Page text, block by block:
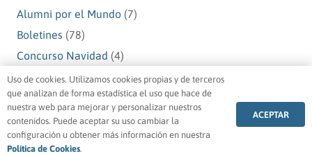
Alumni por el Mundo (7)
Boletines (78)
Concurso Navidad (4)
Navidad Alumni(10)
Premios Alumni (1)
Testimonios Alumni(49)
Voluntariado Alumni (5)
Uso de cookies. Utilizamos cookies propias y de terceros
que analizan de forma estadística el uso que hace de
nuestra web para mejorar y personalizar nuestros
contenidos. Puede aceptar su uso cambiar la
configuración u obtener más información en nuestra
Política de Cookies.
ACEPTAR